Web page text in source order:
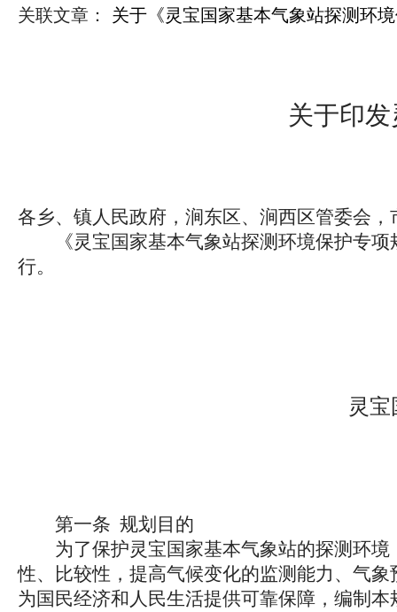
关联文章： 关于《灵宝国家基本气象站探测环
关于印
各乡、镇人民政府，涧东区、涧西区管委会，
《灵宝国家基本气象站探测环境保护专项
行。
灵
第一条 规划目的
为了保护灵宝国家基本气象站的探测环境
性、比较性，提高气候变化的监测能力、气
为国民经济和人民生活提供可靠保障，编制本